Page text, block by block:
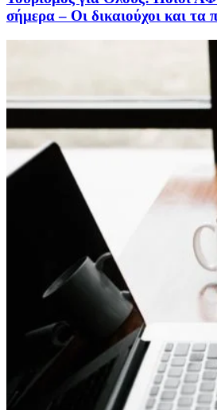
σήμερα – Οι δικαιούχοι και τα